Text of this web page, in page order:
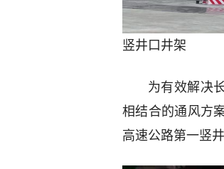
竖井口井架
为有效解决
相结合的通风方
高速公路第一竖